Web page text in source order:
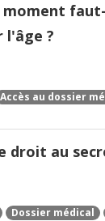
moment
l'âge ?
Accès au dossier
droit au
Dossier médical